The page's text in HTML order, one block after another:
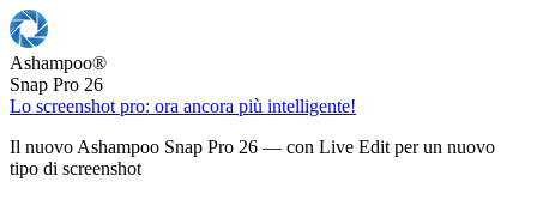
Ashampoo®
Snap Pro 26
Lo screenshot pro: ora ancora più intelligente!
Il nuovo Ashampoo Snap Pro 26 — con Live Edit per un nuovo
tipo di screenshot